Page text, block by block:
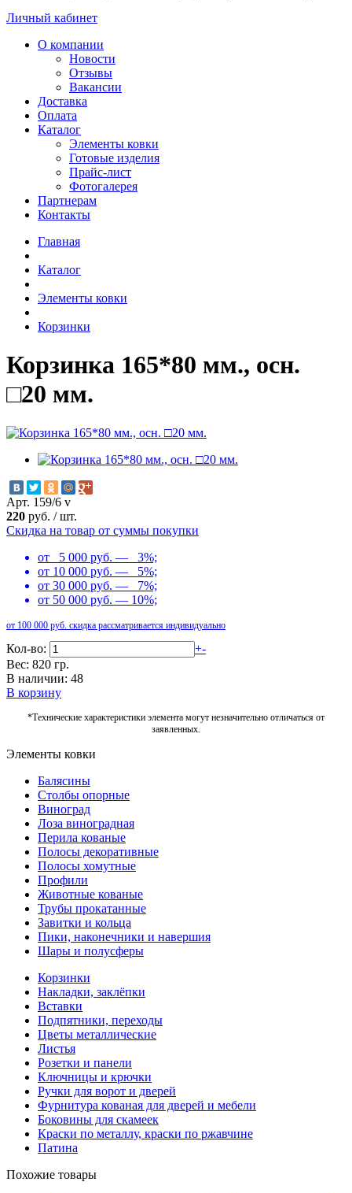
Личный кабинет
О компании
Новости
Отзывы
Вакансии
Доставка
Оплата
Каталог
Элементы ковки
Готовые изделия
Прайс-лист
Фотогалерея
Партнерам
Контакты
Главная
Каталог
Элементы ковки
Корзинки
Корзинка 165*80 мм., осн.
□20 мм.
Арт. 159/6 v
220 руб. /шт.
Скидка на товар от суммы покупки
от 5 000 руб. — 3%;
от 10 000 руб. — 5%;
от 30 000 руб. — 7%;
от 50 000 руб. — 10%;
от 100 000 руб. скидка рассматривается индивидуально
Кол-во: +-
Вес: 820 гр.
В наличии: 48
В корзину
*Технические характеристики элемента могут незначительно отличаться от
заявленных.
Элементы ковки
Балясины
Столбы опорные
Виноград
Лоза виноградная
Перила кованые
Полосы декоративные
Полосы хомутные
Профили
Животные кованые
Трубы прокатанные
Завитки и кольца
Пики, наконечники и навершия
Шары и полусферы
Корзинки
Накладки, заклёпки
Вставки
Подпятники, переходы
Цветы металлические
Листья
Розетки и панели
Ключницы и крючки
Ручки для ворот и дверей
Фурнитура кованая для дверей и мебели
Боковины для скамеек
Краски по металлу, краски по ржавчине
Патина
Похожие товары